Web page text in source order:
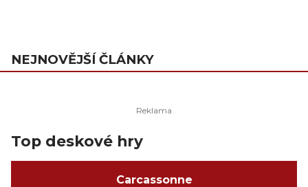
NEJNOVĚJŠÍ ČLÁNKY
Top deskové hry
Carcassonne